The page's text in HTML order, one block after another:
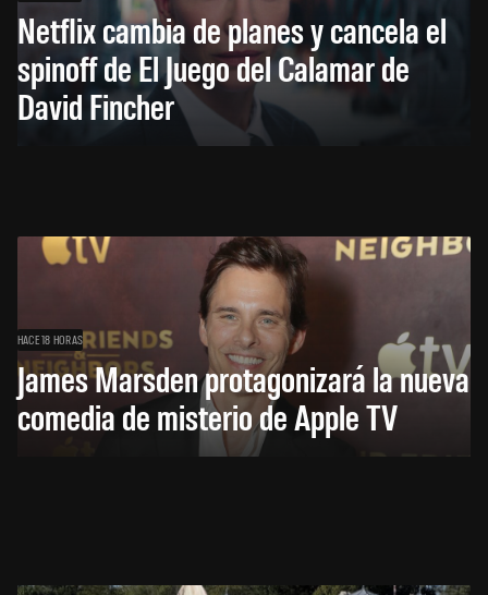
Netflix cambia de planes y cancela el
spinoff de El Juego del Calamar de
David Fincher
HACE 18 HORAS
James Marsden protagonizará la nueva
comedia de misterio de Apple TV